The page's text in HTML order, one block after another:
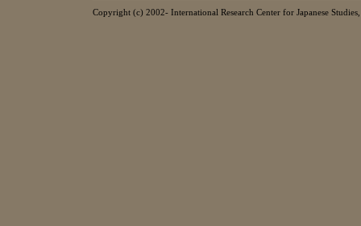
Copyright (c) 2002- International Research Center for Japanese